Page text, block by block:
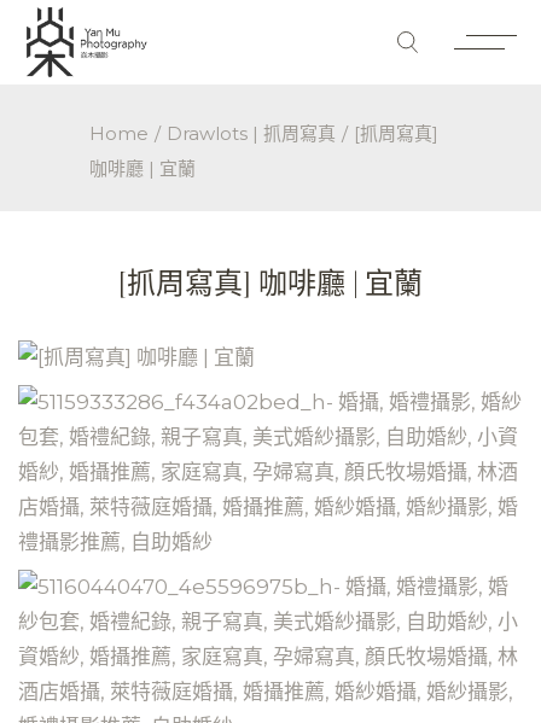
Home Drawlots | 抓周寫真
[抓周寫真]
咖啡廳 | 宜蘭
[抓周寫真] 咖啡廳 | 宜蘭